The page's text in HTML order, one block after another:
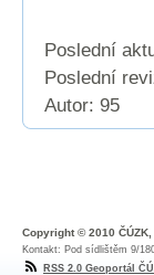
Poslední
Poslední
Autor: 95
Copyright © 2010
Kontakt: Pod sídlištěm 9/
RSS 2.0 Geoportál